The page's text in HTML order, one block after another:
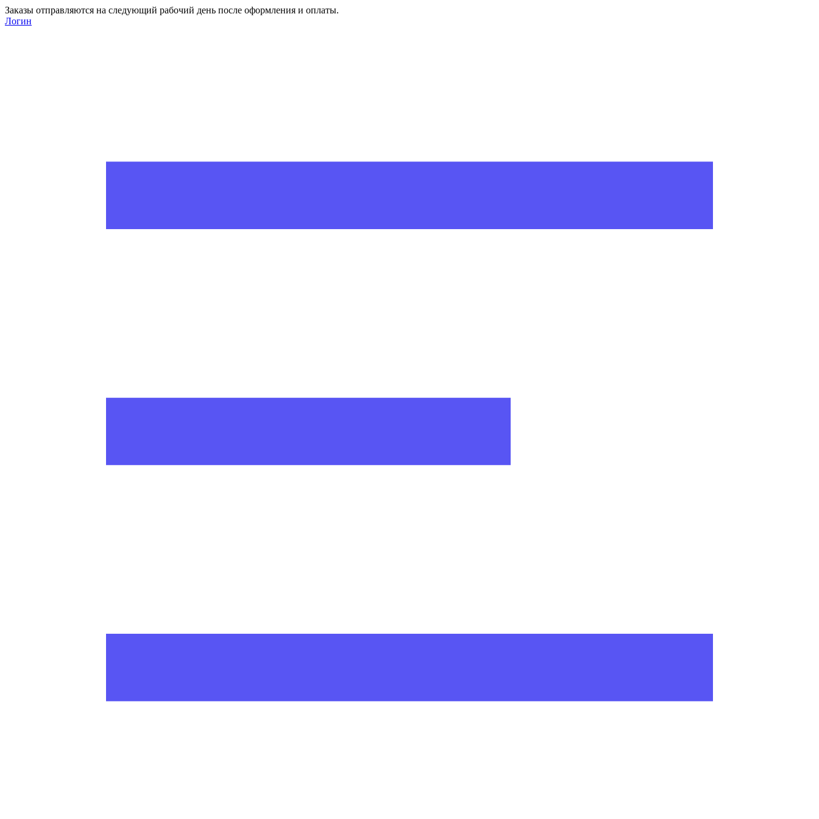
Заказы отправляются на следующий рабочий день после оформления и оплаты.
Логин